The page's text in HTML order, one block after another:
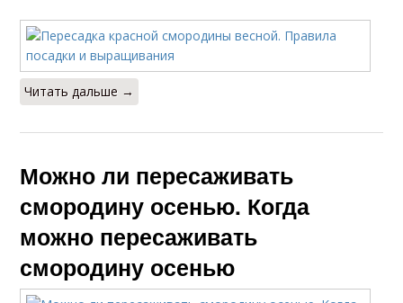
Читать дальше →
Можно ли пересаживать
смородину осенью. Когда
можно пересаживать
смородину осенью